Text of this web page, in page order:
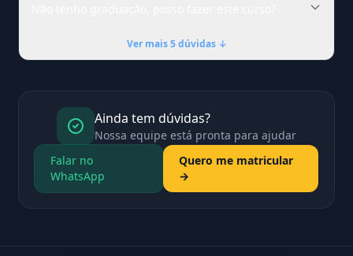
Ver mais 5 dúvidas ↓
Ainda tem dúvidas?
Nossa equipe está pronta para ajudar
Falar no
WhatsApp
Quero me matricular
→